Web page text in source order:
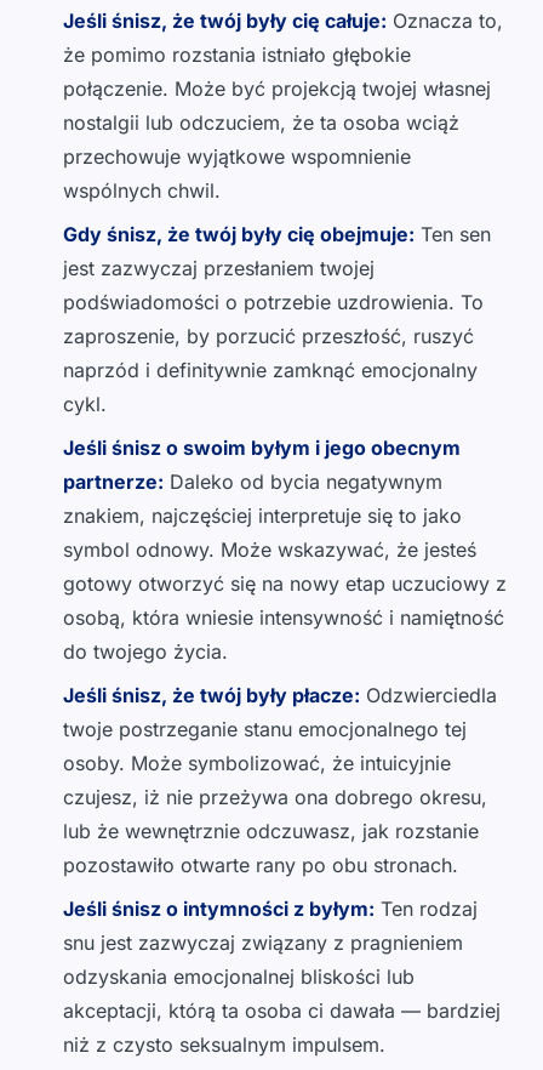
Jeśli śnisz, że twój były cię całuje: Oznacza to,
że pomimo rozstania istniało głębokie
połączenie. Może być projekcją twojej własnej
nostalgii lub odczuciem, że ta osoba wciąż
przechowuje wyjątkowe wspomnienie
wspólnych chwil.
Gdy śnisz, że twój były cię obejmuje: Ten sen
jest zazwyczaj przesłaniem twojej
podświadomości o potrzebie uzdrowienia. To
zaproszenie, by porzucić przeszłość, ruszyć
naprzód i definitywnie zamknąć emocjonalny
cykl.
Jeśli śnisz o swoim byłym i jego obecnym
partnerze: Daleko od bycia negatywnym
znakiem, najczęściej interpretuje się to jako
symbol odnowy. Może wskazywać, że jesteś
gotowy otworzyć się na nowy etap uczuciowy z
osobą, która wniesie intensywność i namiętność
do twojego życia.
Jeśli śnisz, że twój były płacze: Odzwierciedla
twoje postrzeganie stanu emocjonalnego tej
osoby. Może symbolizować, że intuicyjnie
czujesz, iż nie przeżywa ona dobrego okresu,
lub że wewnętrznie odczuwasz, jak rozstanie
pozostawiło otwarte rany po obu stronach.
Jeśli śnisz o intymności z byłym: Ten rodzaj
snu jest zazwyczaj związany z pragnieniem
odzyskania emocjonalnej bliskości lub
akceptacji, którą ta osoba ci dawała — bardziej
niż z czysto seksualnym impulsem.